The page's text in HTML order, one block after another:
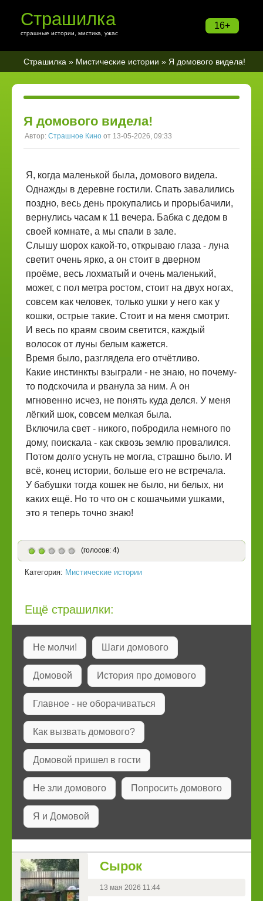
16+
Страшилка
страшные истории, мистика, ужас
Страшилка » Мистические истории » Я домового видела!
Я домового видела!
Автор: Страшное Кино от 13-05-2026, 09:33
Я, когда маленькой была, домового видела.
Однажды в деревне гостили. Спать завалились
поздно, весь день прокупались и прорыбачили,
вернулись часам к 11 вечера. Бабка с дедом в
своей комнате, а мы спали в зале.
Слышу шорох какой-то, открываю глаза - луна
светит очень ярко, а он стоит в дверном
проёме, весь лохматый и очень маленький,
может, с пол метра ростом, стоит на двух ногах,
совсем как человек, только ушки у него как у
кошки, острые такие. Стоит и на меня смотрит.
И весь по краям своим светится, каждый
волосок от луны белым кажется.
Время было, разглядела его отчётливо.
Какие инстинкты взыграли - не знаю, но почему-
то подскочила и рванула за ним. А он
мгновенно исчез, не понять куда делся. У меня
лёгкий шок, совсем мелкая была.
Включила свет - никого, побродила немного по
дому, поискала - как сквозь землю провалился.
Потом долго уснуть не могла, страшно было. И
всё, конец истории, больше его не встречала.
У бабушки тогда кошек не было, ни белых, ни
каких ещё. Но то что он с кошачьими ушками,
это я теперь точно знаю!
(голосов: 4)
Категория: Мистические истории
Ещё страшилки:
Не молчи! Шаги домового
Домовой История про домового
Главное - не оборачиваться
Как вызвать домового?
Домовой пришел в гости
Не зли домового Попросить домового
Я и Домовой
Сырок
13 мая 2026 11:44